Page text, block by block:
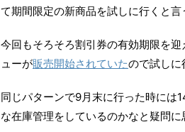
て期間限定の新商品を試しに行くと言
今回もそろそろ割引券の有効期限を
ューが販売開始されていたので試しに
同じパターンで9月末に行った時には
な在庫管理をしているのかなと疑問